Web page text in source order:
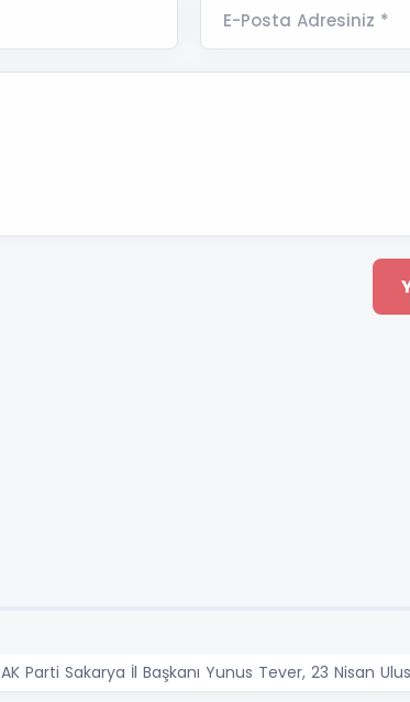
E-Posta Adresiniz *
AK Parti Sakarya İl Başkanı Yunus Tever, 23 Nisan